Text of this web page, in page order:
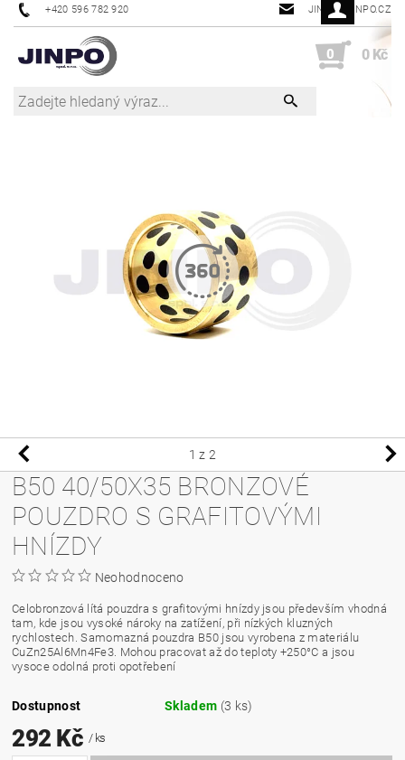
+420 596 782 920 JINPO@JINPO.CZ
0 0 Kč
1 z 2
B50 40/50X35 BRONZOVÉ
POUZDRO S GRAFITOVÝMI
HNÍZDY
Neohodnoceno
Celobronzová lítá pouzdra s grafitovými hnízdy jsou především vhodná
tam, kde jsou vysoké nároky na zatížení, při nízkých kluzných
rychlostech. Samomazná pouzdra B50 jsou vyrobena z materiálu
CuZn25Al6Mn4Fe3. Mohou pracovat až do teploty +250°C a jsou
vysoce odolná proti opotřebení
Dostupnost Skladem (3 ks)
292 Kč / ks